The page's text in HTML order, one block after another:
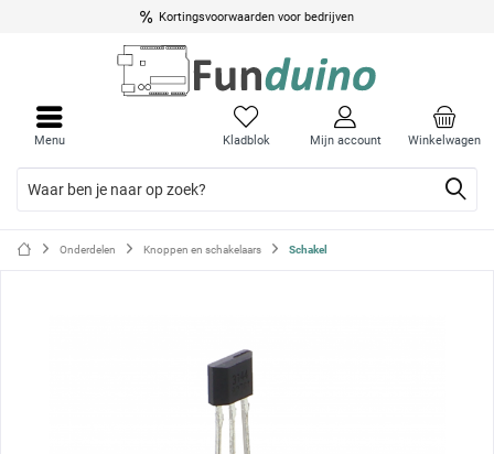
Kortingsvoorwaarden voor bedrijven
Winkelwagen
Kladblok Mijn account
Menu
Onderdelen Knoppen en schakelaars Schakel